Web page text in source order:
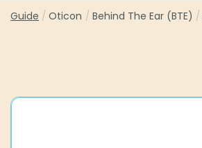
Guide / Oticon / Behind The Ear (BTE) /